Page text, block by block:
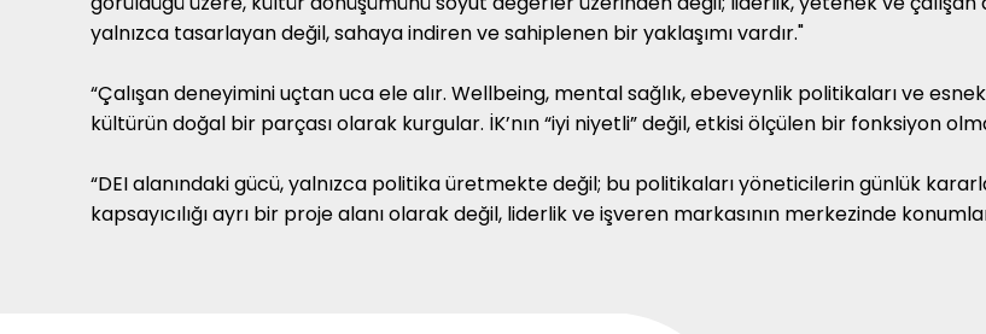
yalnızca tasarlayan değil, sahaya indiren ve sahiplenen bir yaklaşımı vardır."
“Çalışan deneyimini uçtan uca ele alır. Wellbeing, mental sağlık, ebeveynlik politikaları ve
kültürün doğal bir parçası olarak kurgular. İK’nın “iyi niyetli” değil, etkisi ölçülen bir fonksiyon
“DEI alanındaki gücü, yalnızca politika üretmekte değil; bu politikaları yöneticilerin günlük
kapsayıcılığı ayrı bir proje alanı olarak değil, liderlik ve işveren markasının merkezinde